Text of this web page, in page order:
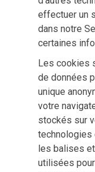
effectuer un
dans notre
certaines
Les cookies
de données
unique
votre
stockés sur
les balises
utilisées